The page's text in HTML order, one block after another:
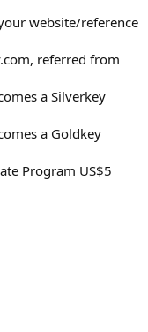
website/reference
referred from
a Silverkey
a Goldkey
Program US$5